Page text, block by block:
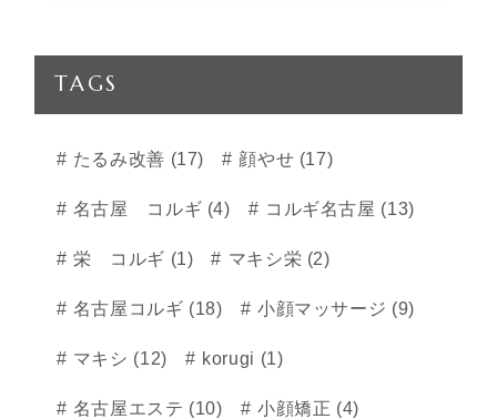
TAGS
たるみ改善 (17) 顔やせ (17)
名古屋 コルギ (4) コルギ名古屋 (13)
栄 コルギ (1) マキシ栄 (2)
名古屋コルギ (18) 小顔マッサージ (9)
マキシ (12) korugi (1)
名古屋エステ (10) 小顔矯正 (4)